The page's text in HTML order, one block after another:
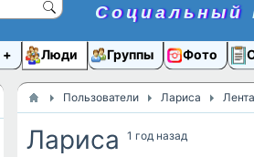
Социальный
Люди Группы Фото
Пользователи Лариса Лента
Лариса 1 год назад